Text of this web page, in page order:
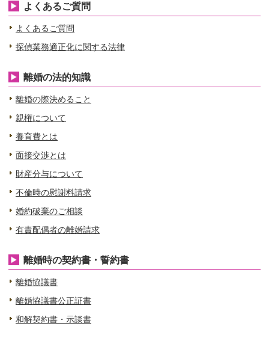
よくあるご質問
よくあるご質問
探偵業務適正化に関する法律
離婚の法的知識
離婚の際決めること
親権について
養育費とは
面接交渉とは
財産分与について
不倫時の慰謝料請求
婚約破棄のご相談
有責配偶者の離婚請求
離婚時の契約書・誓約書
離婚協議書
離婚協議書公正証書
和解契約書・示談書